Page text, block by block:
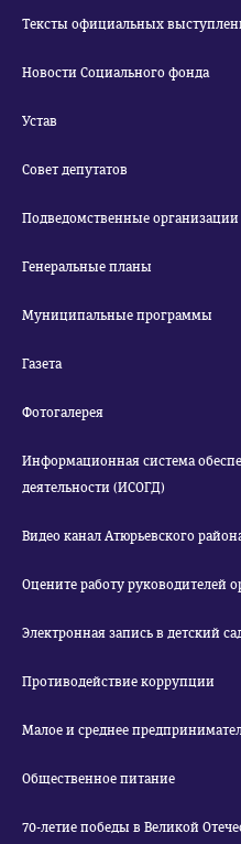
Тексты официальных
Новости Социального фонда
Устав
Совет депутатов
Подведомственные организации
Генеральные планы
Муниципальные программы
Газета
Фотогалерея
Информационная система
деятельности (ИСОГД)
Видео канал Атюрьевского
Оцените работу руководителей
Электронная запись в детский
Противодействие коррупции
Малое и среднее
Общественное питание
70-летие победы в Великой